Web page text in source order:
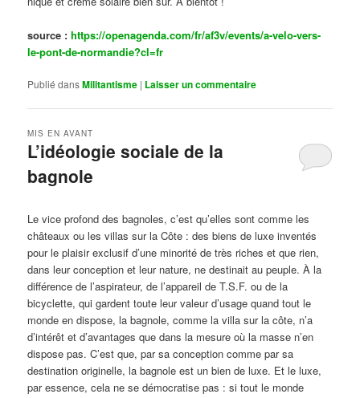
source :https://openagenda.com/fr/af3v/events/a-velo-vers-
le-pont-de-normandie?cl=fr
Publié dansMilitantisme | Laisser un commentaire
L’idéologie sociale de la
bagnole
MIS EN AVANT
Le vice profond des bagnoles, c’est qu’elles sont comme les
châteaux ou les villas sur la Côte : des biens de luxe inventés
pour le plaisir exclusif d’une minorité de très riches et que rien,
dans leur conception et leur nature, ne destinait au peuple. À la
différence de l’aspirateur, de l’appareil de T.S.F. ou de la
bicyclette, qui gardent toute leur valeur d’usage quand tout le
monde en dispose, la bagnole, comme la villa sur la côte, n’a
d’intérêt et d’avantages que dans la mesure où la masse n’en
dispose pas. C’est que, par sa conception comme par sa
destination originelle, la bagnole est un bien de luxe. Et le luxe,
par essence, cela ne se démocratise pas : si tout le monde